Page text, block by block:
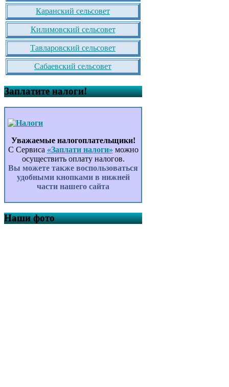
Каранский сельсовет
Килимовский сельсовет
Тавларовский сельсовет
Сабаевский сельсовет
Заплатите налоги!
Уважаемые налогоплательщики!
С Сервиса «Заплати налоги» можно
осуществить оплату налогов.
Вы можете также воспользоваться
удобными кнопками в нижней
части нашего сайта
Наши фото